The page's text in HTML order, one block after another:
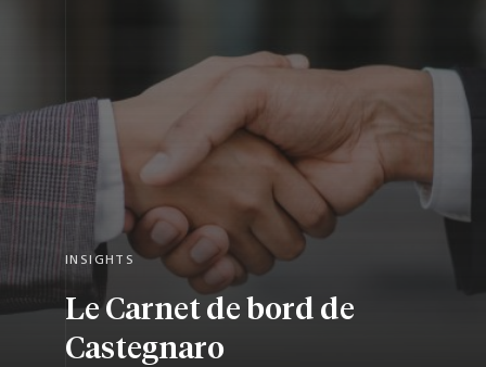
INSIGHTS
Le Carnet de bord de
Castegnaro